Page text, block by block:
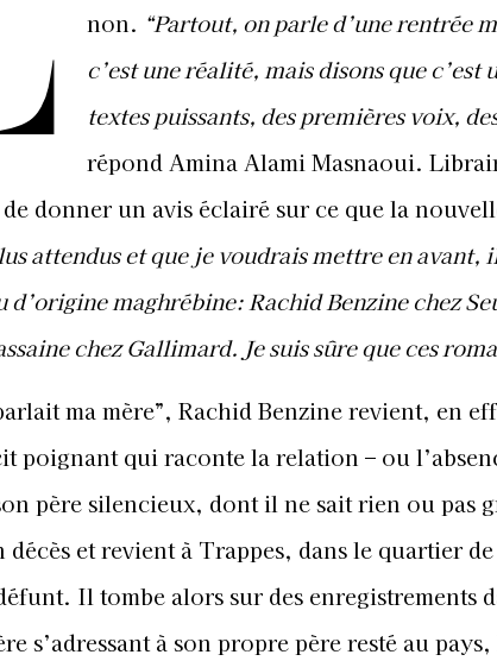
non. “Partout, on parle d’une rentrée
c’est une réalité, mais disons que
textes puissants, des premières voix,
répond Amina Alami Masnaoui.
de donner un avis éclairé sur ce que la
attendus et que je voudrais mettre en avant,
d’origine maghrébine: Rachid Benzine chez
chez Gallimard. Je suis sûre que ces
ma mère”, Rachid Benzine revient, en
poignant qui raconte la relation – ou
père silencieux, dont il ne sait rien ou pas
décès et revient à Trappes, dans le quartier
Il tombe alors sur des enregistrements
s’adressant à son propre père resté au